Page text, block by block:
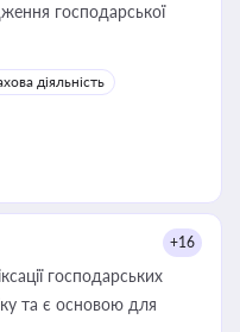
господарської
діяльність
+16
господарських
та є основою для